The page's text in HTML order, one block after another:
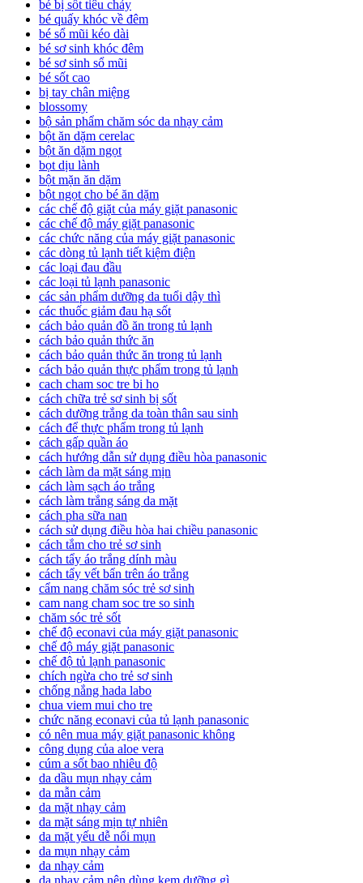
bé bị sốt tiêu chảy
bé quấy khóc về đêm
bé sổ mũi kéo dài
bé sơ sinh khóc đêm
bé sơ sinh sổ mũi
bé sốt cao
bị tay chân miệng
blossomy
bộ sản phẩm chăm sóc da nhạy cảm
bột ăn dặm cerelac
bột ăn dặm ngọt
bọt dịu lành
bột mặn ăn dặm
bột ngọt cho bé ăn dặm
các chế độ giặt của máy giặt panasonic
các chế độ máy giặt panasonic
các chức năng của máy giặt panasonic
các dòng tủ lạnh tiết kiệm điện
các loại đau đầu
các loại tủ lạnh panasonic
các sản phẩm dưỡng da tuổi dậy thì
các thuốc giảm đau hạ sốt
cách bảo quản đồ ăn trong tủ lạnh
cách bảo quản thức ăn
cách bảo quản thức ăn trong tủ lạnh
cách bảo quản thực phẩm trong tủ lạnh
cach cham soc tre bi ho
cách chữa trẻ sơ sinh bị sốt
cách dưỡng trắng da toàn thân sau sinh
cách để thực phẩm trong tủ lạnh
cách gấp quần áo
cách hướng dẫn sử dụng điều hòa panasonic
cách làm da mặt sáng mịn
cách làm sạch áo trắng
cách làm trắng sáng da mặt
cách pha sữa nan
cách sử dụng điều hòa hai chiều panasonic
cách tắm cho trẻ sơ sinh
cách tẩy áo trắng dính màu
cách tẩy vết bẩn trên áo trắng
cẩm nang chăm sóc trẻ sơ sinh
cam nang cham soc tre so sinh
chăm sóc trẻ sốt
chế độ econavi của máy giặt panasonic
chế độ máy giặt panasonic
chế độ tủ lạnh panasonic
chích ngừa cho trẻ sơ sinh
chống nắng hada labo
chua viem mui cho tre
chức năng econavi của tủ lạnh panasonic
có nên mua máy giặt panasonic không
công dụng của aloe vera
cúm a sốt bao nhiêu độ
da dầu mụn nhạy cảm
da mẫn cảm
da mặt nhạy cảm
da mặt sáng mịn tự nhiên
da mặt yếu dễ nổi mụn
da mụn nhạy cảm
da nhạy cảm